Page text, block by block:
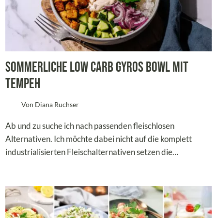
Sommerliche Low Carb Gyros Bowl mit
Tempeh
Von Diana Ruchser
Ab und zu suche ich nach passenden fleischlosen
Alternativen. Ich möchte dabei nicht auf die komplett
industrialisierten Fleischalternativen setzen die…